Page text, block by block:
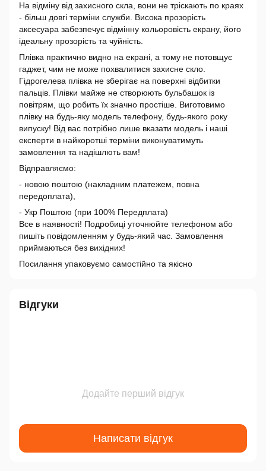
На відміну від захисного скла, вони не тріскають по краях
- більш довгі терміни служби. Висока прозорість
аксесуара забезпечує відмінну кольоровість екрану, його
ідеальну прозорість та чуйність.
Плівка практично видно на екрані, а тому не потовщує
гаджет, чим не може похвалитися захисне скло.
Гідрогелева плівка не зберігає на поверхні відбитки
пальців. Плівки майже не створюють бульбашок із
повітрям, що робить їх значно простіше. Виготовимо
плівку на будь-яку модель телефону, будь-якого року
випуску! Від вас потрібно лише вказати модель і наші
експерти в найкоротші терміни виконуватимуть
замовлення та надішлють вам!
Відправляємо:
- новою поштою (накладним платежем, повна
передоплата),
- Укр Поштою (при 100% Передплата)
Все в наявності! Подробиці уточнюйте телефоном або
пишіть повідомленням у будь-який час. Замовлення
приймаються без вихідних!
Посилання упаковуємо самостійно та якісно
Відгуки
Додайте перший відгук
Написати відгук